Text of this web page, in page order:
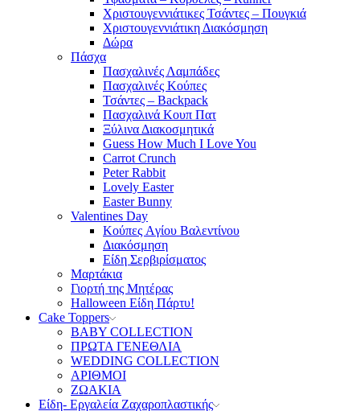
Χριστουγεννιάτικες Τσάντες – Πουγκιά
Χριστουγεννιάτικη Διακόσμηση
Δώρα
Πάσχα
Πασχαλινές Λαμπάδες
Πασχαλινές Κούπες
Τσάντες – Backpack
Πασχαλινά Κουπ Πατ
Ξύλινα Διακοσμητικά
Guess How Much I Love You
Carrot Crunch
Peter Rabbit
Lovely Easter
Easter Bunny
Valentines Day
Κούπες Aγίου Βαλεντίνου
Διακόσμηση
Είδη Σερβιρίσματος
Μαρτάκια
Γιορτή της Μητέρας
Halloween Είδη Πάρτυ!
Cake Toppers
BABY COLLECTION
ΠΡΩΤΑ ΓΕΝΕΘΛΙΑ
WEDDING COLLECTION
ΑΡΙΘΜΟΙ
ΖΩΑΚΙΑ
Είδη- Εργαλεία Ζαχαροπλαστικής